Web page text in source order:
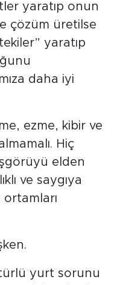
yaratıp onun
çözüm üretilse
yaratıp
daha iyi
ezme, kibir ve
Hiç
elden
ve saygıya
ortamları
yurt sorunu